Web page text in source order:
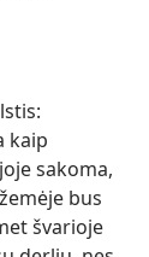
kaip
sakoma,
bus
švarioje